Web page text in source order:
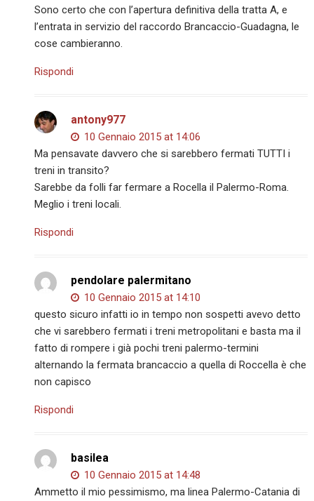
Sono certo che con l’apertura definitiva della tratta A, e
l’entrata in servizio del raccordo Brancaccio-Guadagna, le
cose cambieranno.
Rispondi
antony977
10 Gennaio 2015 at 14:06
Ma pensavate davvero che si sarebbero fermati TUTTI i
treni in transito?
Sarebbe da folli far fermare a Rocella il Palermo-Roma.
Meglio i treni locali.
Rispondi
pendolare palermitano
10 Gennaio 2015 at 14:10
questo sicuro infatti io in tempo non sospetti avevo detto
che vi sarebbero fermati i treni metropolitani e basta ma il
fatto di rompere i già pochi treni palermo-termini
alternando la fermata brancaccio a quella di Roccella è che
non capisco
Rispondi
basilea
10 Gennaio 2015 at 14:48
Ammetto il mio pessimismo, ma linea Palermo-Catania di